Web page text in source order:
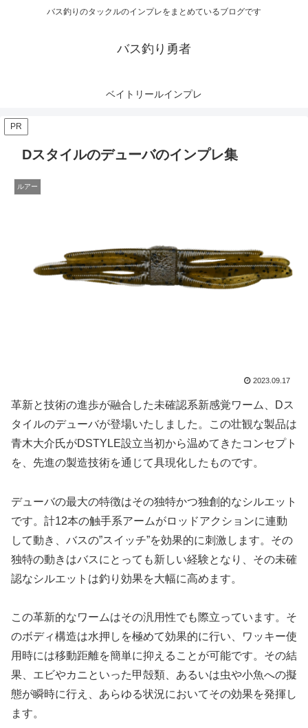
バス釣りのタックルのインプレをまとめているブログです
バス釣り勇者
ベイトリールインプレ
PR
Dスタイルのデューバのインプレ集
ルアー
2023.09.17
革新と技術の進歩が融合した未確認系新感覚ワーム、Dス
タイルのデューバが登場いたしました。この壮観な製品は
青木大介氏がDSTYLE設立当初から温めてきたコンセプト
を、先進の製造技術を通じて具現化したものです。
デューバの最大の特徴はその独特かつ独創的なシルエット
です。計12本の触手系アームがロッドアクションに連動
して動き、バスの”スイッチ”を効果的に刺激します。その
独特の動きはバスにとっても新しい経験となり、その未確
認なシルエットは釣り効果を大幅に高めます。
この革新的なワームはその汎用性でも際立っています。そ
のボディ構造は水押しを極めて効果的に行い、ワッキー使
用時には移動距離を簡単に抑えることが可能です。その結
果、エビやカニといった甲殻類、あるいは虫や小魚への擬
態が瞬時に行え、あらゆる状況においてその効果を発揮し
ます。